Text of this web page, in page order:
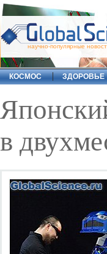
научно-популярные
КОСМОС ЗДОРОВЬЕ
в